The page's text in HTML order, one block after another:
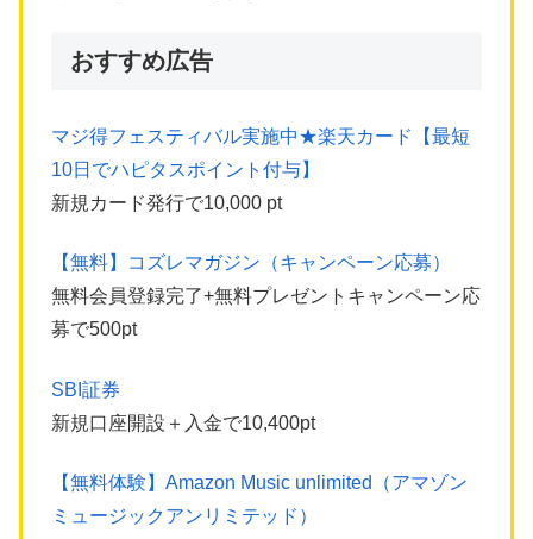
おすすめ広告
マジ得フェスティバル実施中★楽天カード【最短
10日でハピタスポイント付与】
新規カード発行で10,000 pt
【無料】コズレマガジン（キャンペーン応募）
無料会員登録完了+無料プレゼントキャンペーン応
募で500pt
SBI証券
新規口座開設＋入金で10,400pt
【無料体験】Amazon Music unlimited（アマゾン
ミュージックアンリミテッド）